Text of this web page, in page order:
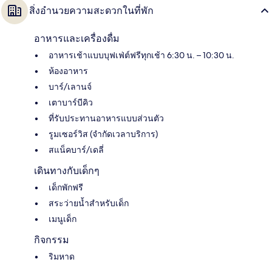
สิ่งอำนวยความสะดวกในที่พัก
อาหารและเครื่องดื่ม
อาหารเช้าแบบบุฟเฟ่ต์ฟรีทุกเช้า 6:30 น. – 10:30 น.
ห้องอาหาร
บาร์/เลานจ์
เตาบาร์บีคิว
ที่รับประทานอาหารแบบส่วนตัว
รูมเซอร์วิส (จำกัดเวลาบริการ)
สแน็คบาร์/เดลี่
เดินทางกับเด็กๆ
เด็กพักฟรี
สระว่ายน้ำสำหรับเด็ก
เมนูเด็ก
กิจกรรม
ริมหาด